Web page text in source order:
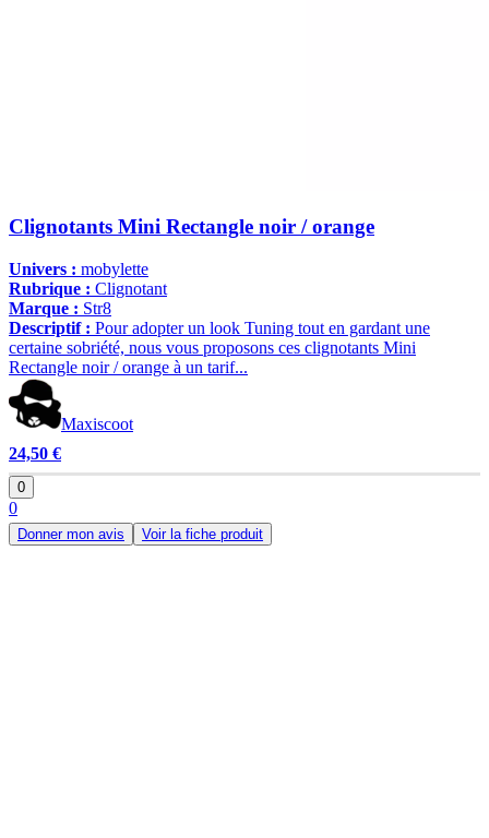
Clignotants Mini Rectangle noir / orange
Univers : mobylette
Rubrique : Clignotant
Marque : Str8
Descriptif : Pour adopter un look Tuning tout en gardant une
certaine sobriété, nous vous proposons ces clignotants Mini
Rectangle noir / orange à un tarif...
Maxiscoot
24,50 €
0
0
Donner mon avis Voir la fiche produit